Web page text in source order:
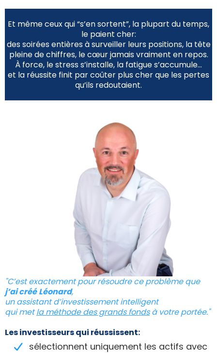
Et même ceux qui “s’en sortent”, la plupart du temps,
le paient cher:
des soirées entières à surveiller leurs positions, la tête
pleine de chiffres, le cœur jamais vraiment en repos.
À force, le stress s’installe, la fatigue s’accumule…
et la réussite finit par coûter plus cher que les pertes
qu’ils redoutaient.
"C’est exactement pour résoudre ce problème que
j’ai créé Léonard,
un assistant d’investissement intelligent
qui metla méthode des grands fondsà votre portée."
Les investisseurs qui réussissent:
sélectionnent uniquement les actifs avec